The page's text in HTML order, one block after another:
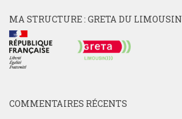
MA STRUCTURE : GRETA DU LIMOUSIN
COMMENTAIRES RÉCENTS